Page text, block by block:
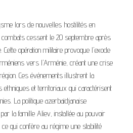
lors de nouvelles hostilités en
cessent le 20 septembre après
opération militaire provoque l'exode
vers l'Arménie, créant une crise
Ces événements illustrent la
ethniques et territoriaux qui caractérisent
La politique azerbaïdjanaise
la famille Aliev, installée au pouvoir
qui confère au régime une stabilité